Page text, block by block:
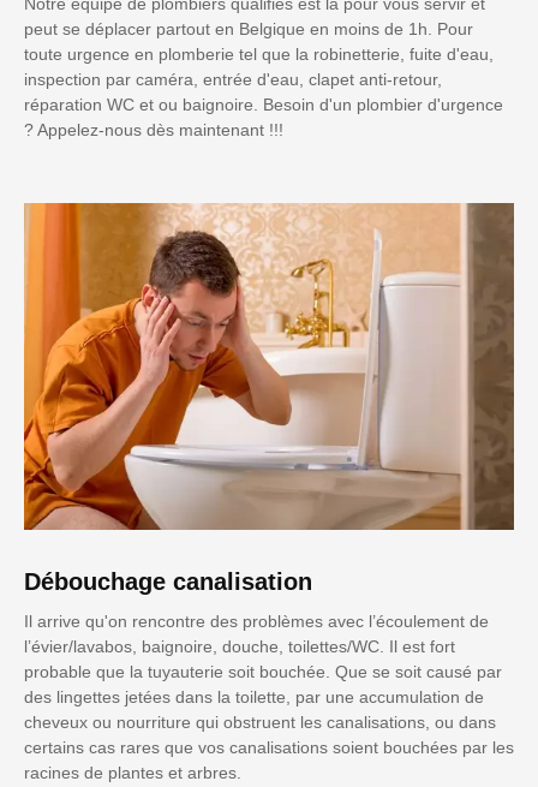
peut se déplacer partout en Belgique en moins de 1h. Pour
toute urgence en plomberie tel que la robinetterie, fuite d'eau,
inspection par caméra, entrée d'eau, clapet anti-retour,
réparation WC et ou baignoire. Besoin d'un plombier d'urgence
? Appelez-nous dès maintenant !!!
Débouchage canalisation
Il arrive qu'on rencontre des problèmes avec l’écoulement de
l’évier/lavabos, baignoire, douche, toilettes/WC. Il est fort
probable que la tuyauterie soit bouchée. Que se soit causé par
des lingettes jetées dans la toilette, par une accumulation de
cheveux ou nourriture qui obstruent les canalisations, ou dans
certains cas rares que vos canalisations soient bouchées par les
racines de plantes et arbres.